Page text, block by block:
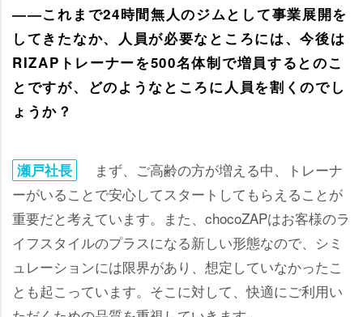
――これまで24時間無人のジムとして事業展開を
してきたなか、人員が必要なところには、今後は
RIZAPトレーナーを500名体制で増員するとのこ
とですが、どのようなところに人員を割くのでし
ょうか？
瀬戸社長
まず、ご高齢の方が増える中、トレーナ
ーがいることで安心してスタートしてもらえることが
重要だと考えています。また、chocoZAPはお客様のラ
イフスタイルのプラスになる新しい形態なので、シミ
ュレーションには限界があり、想定していなかったこ
とも起こっています。そこに対して、快適にご利用い